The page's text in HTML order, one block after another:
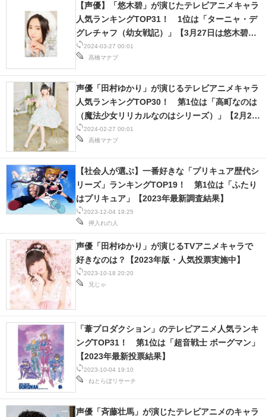
企業向けIT製品の総合サイト
IT製品の技術・比較・事例
モノづくり技術者専門サイト
エレクトロニクス専門サイト
電子設計の基本と応用
エネルギーの専門メディア
建設×テクノロジーの最前線
ちょっと気になるネットの話題
2024-03-27 00:01
高橋マナブ
【声優】「悠木碧」が演じたテレビアニメキャラ
人気ランキングTOP31！ 1位は「ターニャ・デ
グレチャフ（幼女戦記）」【3月27日は悠木碧さ
ん誕生日】
2024-02-27 00:01
高橋マナブ
声優「田村ゆかり」が演じるテレビアニメキャラ
人気ランキングTOP30！ 第1位は「高町なのは
（魔法少女リリカルなのはシリーズ）」【2月27
日は田村ゆかりさんの誕生日】
2023-12-04 19:25
押入れの人
【社会人が選ぶ】一番好きな「プリキュア歴代シ
リーズ」ランキングTOP19！ 第1位は「ふたり
はプリキュア」【2023年最新調査結果】
2023-10-18 20:20
兄じゃ
声優「田村ゆかり」が演じるTVアニメキャラで
好きなのは？【2023年版・人気投票実施中】
2023-10-04 19:10
ねとらぼリサーチ
「葦プロダクション」のテレビアニメ人気ランキ
ングTOP31！ 第1位は「超音戦士 ボーグマン」
【2023年最新投票結果】
声優「斉藤壮馬」が演じたテレビアニメのキャラ